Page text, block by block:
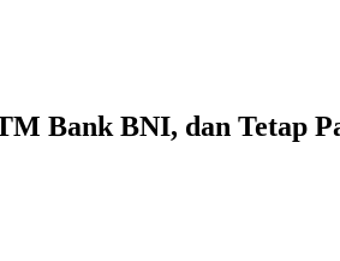
Bank BNI, dan Tetap